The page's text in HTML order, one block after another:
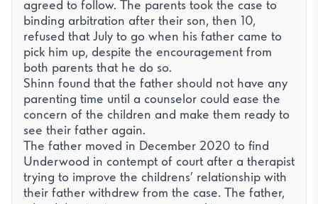
agreed to follow. The parents took the case to
binding arbitration after their son, then 10,
refused that July to go when his father came to
pick him up, despite the encouragement from
both parents that he do so.
Shinn found that the father should not have any
parenting time until a counselor could ease the
concern of the children and make them ready to
see their father again.
The father moved in December 2020 to find
Underwood in contempt of court after a therapist
trying to improve the childrens’ relationship with
their father withdrew from the case. The father,